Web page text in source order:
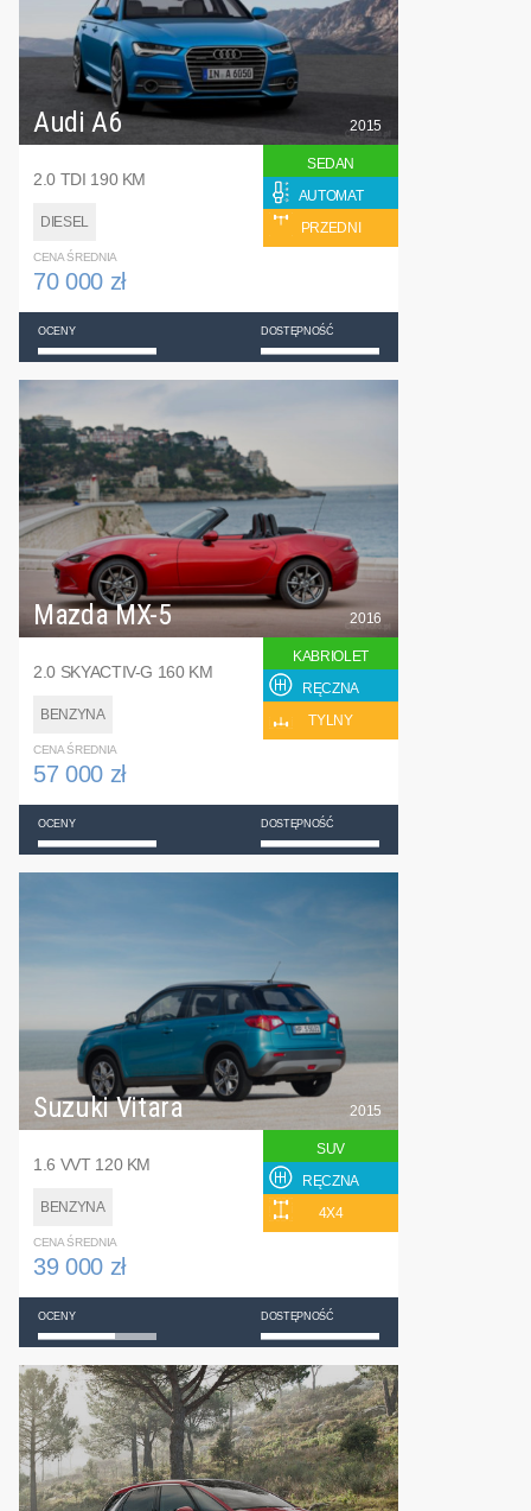
Audi A6
2.0 TDI 190 KM
DIESEL
2015
SEDAN
AUTOMAT
PRZEDNI
CENA ŚREDNIA
70 000 zł
OCENY DOSTĘPNOŚĆ
Mazda MX-5
2.0 SKYACTIV-G 160 KM
BENZYNA
2016
KABRIOLET
RĘCZNA
TYLNY
CENA ŚREDNIA
57 000 zł
OCENY DOSTĘPNOŚĆ
Suzuki Vitara
1.6 VVT 120 KM
BENZYNA
2015
SUV
RĘCZNA
4X4
CENA ŚREDNIA
39 000 zł
OCENY DOSTĘPNOŚĆ